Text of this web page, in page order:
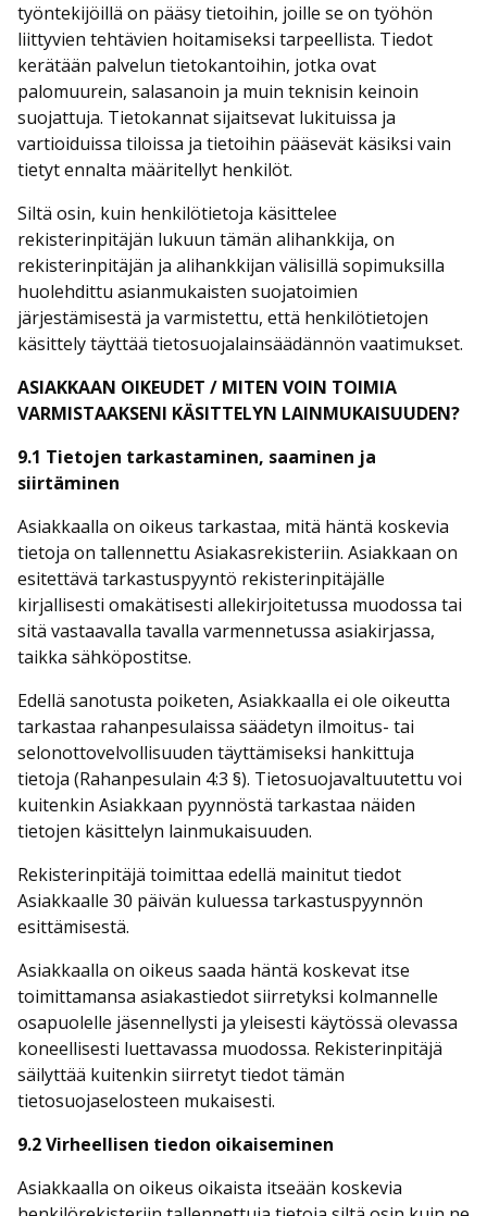
työntekijöillä on pääsy tietoihin, joille se on työhön
liittyvien tehtävien hoitamiseksi tarpeellista. Tiedot
kerätään palvelun tietokantoihin, jotka ovat
palomuurein, salasanoin ja muin teknisin keinoin
suojattuja. Tietokannat sijaitsevat lukituissa ja
vartioiduissa tiloissa ja tietoihin pääsevät käsiksi vain
tietyt ennalta määritellyt henkilöt.
Siltä osin, kuin henkilötietoja käsittelee
rekisterinpitäjän lukuun tämän alihankkija, on
rekisterinpitäjän ja alihankkijan välisillä sopimuksilla
huolehdittu asianmukaisten suojatoimien
järjestämisestä ja varmistettu, että henkilötietojen
käsittely täyttää tietosuojalainsäädännön vaatimukset.
ASIAKKAAN OIKEUDET / MITEN VOIN TOIMIA
VARMISTAAKSENI KÄSITTELYN LAINMUKAISUUDEN?
9.1 Tietojen tarkastaminen, saaminen ja
siirtäminen
Asiakkaalla on oikeus tarkastaa, mitä häntä koskevia
tietoja on tallennettu Asiakasrekisteriin. Asiakkaan on
esitettävä tarkastuspyyntö rekisterinpitäjälle
kirjallisesti omakätisesti allekirjoitetussa muodossa tai
sitä vastaavalla tavalla varmennetussa asiakirjassa,
taikka sähköpostitse.
Edellä sanotusta poiketen, Asiakkaalla ei ole oikeutta
tarkastaa rahanpesulaissa säädetyn ilmoitus- tai
selonottovelvollisuuden täyttämiseksi hankittuja
tietoja (Rahanpesulain 4:3 §). Tietosuojavaltuutettu voi
kuitenkin Asiakkaan pyynnöstä tarkastaa näiden
tietojen käsittelyn lainmukaisuuden.
Rekisterinpitäjä toimittaa edellä mainitut tiedot
Asiakkaalle 30 päivän kuluessa tarkastuspyynnön
esittämisestä.
Asiakkaalla on oikeus saada häntä koskevat itse
toimittamansa asiakastiedot siirretyksi kolmannelle
osapuolelle jäsennellysti ja yleisesti käytössä olevassa
koneellisesti luettavassa muodossa. Rekisterinpitäjä
säilyttää kuitenkin siirretyt tiedot tämän
tietosuojaselosteen mukaisesti.
9.2 Virheellisen tiedon oikaiseminen
Asiakkaalla on oikeus oikaista itseään koskevia